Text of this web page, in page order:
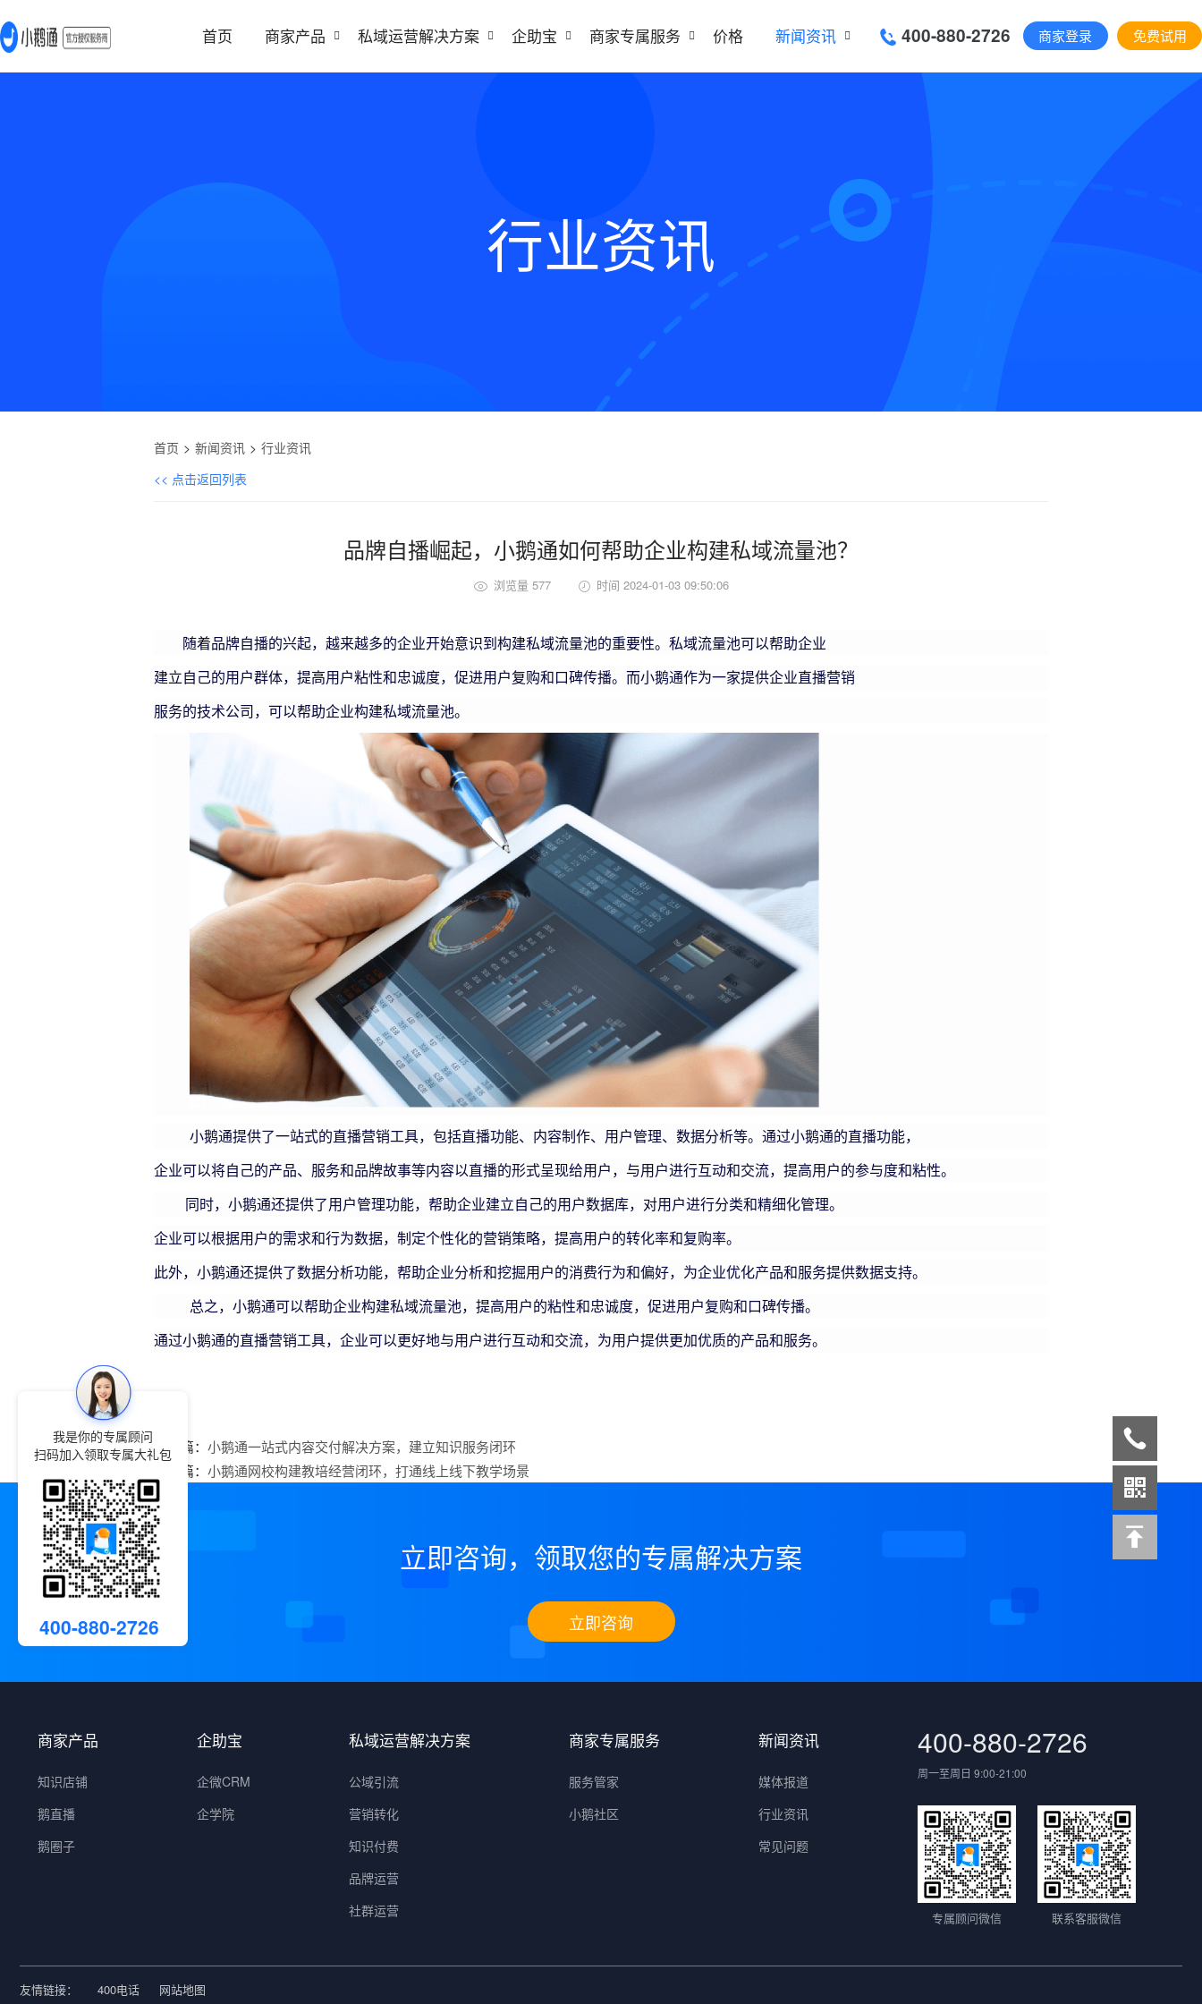
首页 商家产品 私域运营解决方案 企助宝 商家专属服务 价格 新闻资讯 400-880-2726 商家登录 免费试用
行业资讯
首页 新闻资讯
行业资讯
<< 点击返回列表
品牌自播崛起，小鹅通如何帮助企业构建私域流量池？
浏览量 577 时间 2024-01-03 09:50:06
随着品牌自播的兴起，越来越多的企业开始意识到构建私域流量池的重要性。 私域流量池可以帮助企业
建立自己的用户群体，提高用户粘性和忠诚度，促进用户复购和口碑传播。 而小鹅通作为一家提供企业直播营销
服务的技术公司， 可以帮助企业构建私域流量池。
小鹅通提供了一站式的直播营销工具，包括直播功能、内容制作、用户管理、数据分析等。通过小鹅通的直播功能，
企业可以将自己的产品、服务和品牌故事等内容以直播的形式呈现给用户，与用户进行互动和交流，提高用户的参与度和粘性。
同时，小鹅通还提供了用户管理功能，帮助企业建立自己的用户数据库，对用户进行分类和精细化管理。
企业可以根据用户的需求和行为数据，制定个性化的营销策略，提高用户的转化率和复购率。
此外，小鹅通还提供了数据分析功能，帮助企业分析和挖掘用户的消费行为和偏好，为企业优化产品和服务提供数据支持。
总之，小鹅通可以帮助企业构建私域流量池，提高用户的粘性和忠诚度，促进用户复购和口碑传播。
通过小鹅通的直播营销工具，企业可以更好地与用户进行互动和交流，为用户提供更加优质的产品和服务。
上一篇： 小鹅通一站式内容交付解决方案，建立知识服务闭环
下一篇： 小鹅通网校构建教培经营闭环，打通线上线下教学场景
立即咨询，领取您的专属解决方案
立即咨询
商家产品
知识店铺
鹅直播
鹅圈子
企助宝
企微CRM
企学院
私域运营解决方案
公域引流
营销转化
知识付费
品牌运营
社群运营
商家专属服务
服务管家
小鹅社区
新闻资讯
媒体报道
行业资讯
常见问题
400-880-2726
周一至周日 9:00-21:00
专属顾问微信 联系客服微信
友情链接： 400电话 网站地图
我是你的专属顾问
扫码加入领取专属大礼包
400-880-2726